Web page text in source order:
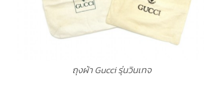
ถุงผ้า Gucci รุ่นวินเทจ